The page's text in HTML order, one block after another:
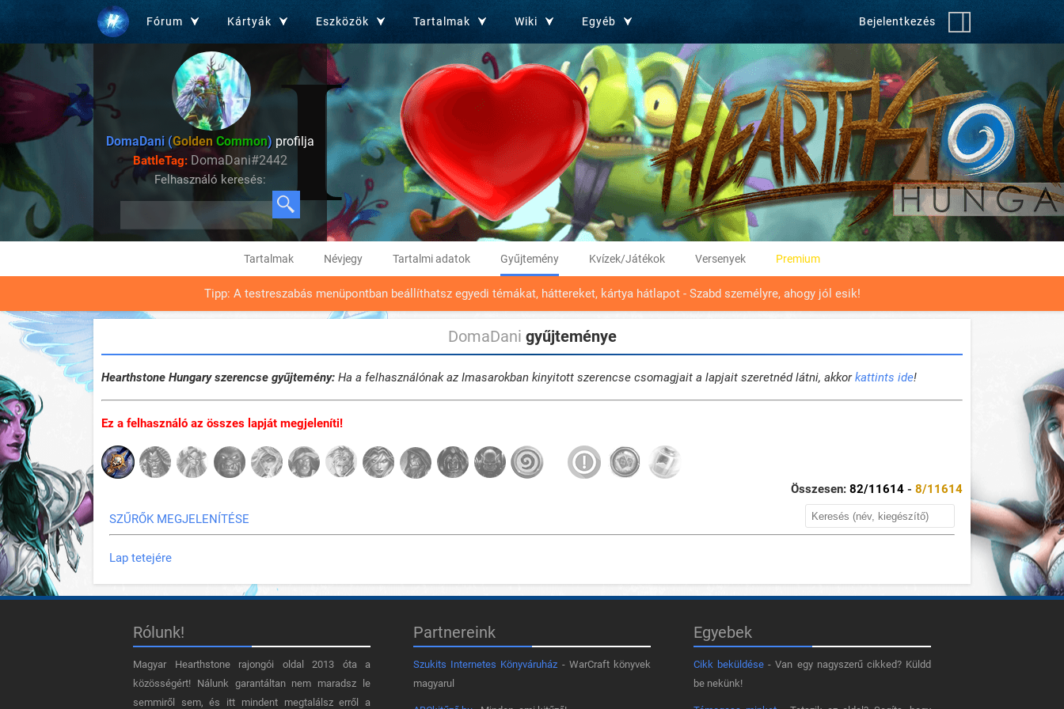
Fórum Kártyák Eszközök Tartalmak Wiki Egyéb Bejelentkezés
DomaDani (Golden Common) profilja
BattleTag: DomaDani#2442
Felhasználó keresés:
Tartalmak Névjegy Tartalmi adatok Gyűjtemény Kvízek/Játékok Versenyek Premium
Tipp: A testreszabás menüpontban beállíthatsz egyedi témákat, háttereket, kártya hátlapot - Szabd személyre, ahogy jól esik!
DomaDani gyűjteménye
Hearthstone Hungary szerencse gyűjtemény: Ha a felhasználónak az Imasarokban kinyitott szerencse csomagjait a lapjait szeretnéd látni, akkorkattints ide!
Ez a felhasználó az összes lapját megjeleníti!
Összesen: 82/11614 - 8/11614
SZŰRŐK MEGJELENÍTÉSE
Lap tetejére
Rólunk!
Magyar Hearthstone​ rajongói oldal 2013 óta a
közösségért! Nálunk garantáltan nem maradsz le
semmiről sem, és itt mindent megtalálsz erről a
Partnereink
Szukits Internetes Könyváruház - WarCraft könyvek
magyarul
Egyebek
Cikk beküldése - Van egy nagyszerű cikked? Küldd
be nekünk!